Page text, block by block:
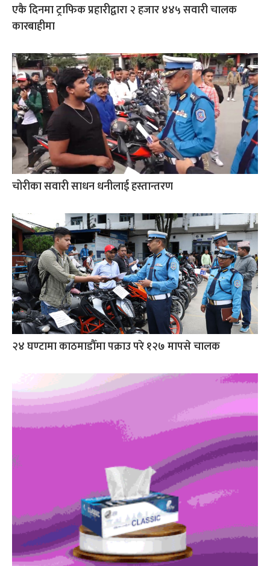
एकै दिनमा ट्राफिक प्रहारीद्वारा २ हजार ४४५ सवारी चालक
कारबाहीमा
चोरीका सवारी साधन धनीलाई हस्तान्तरण
२४ घण्टामा काठमाडौँमा पक्राउ परे १२७ मापसे चालक